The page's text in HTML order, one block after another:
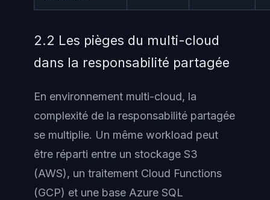
2.2 Les pièges du multi-cloud
dans la responsabilité partagée
En environnement multi-cloud, la
complexité de la responsabilité partagée
se multiplie. Un même workload peut
être réparti entre un stockage S3
(AWS), un traitement Cloud Functions
(GCP) et une base Azure SQL